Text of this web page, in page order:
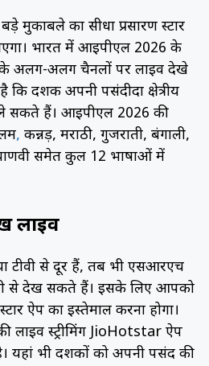
मुकाबले का सीधा प्रसारण स्टार
भारत में आईपीएल 2026 के
के अलग-अलग चैनलों पर लाइव देखे
दर्शक अपनी पसंदीदा क्षेत्रीय
सकते हैं। आईपीएल 2026 की
, कन्नड़, मराठी, गुजराती, बंगाली,
समेत कुल 12 भाषाओं में
लाइव
टीवी से दूर हैं, तब भी एसआरएच
से देख सकते हैं। इसके लिए आपको
ऐप का इस्तेमाल करना होगा।
लाइव स्ट्रीमिंग JioHotstar ऐप
यहां भी दर्शकों को अपनी पसंद की